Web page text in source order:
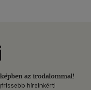
Libri
az irodalommal!
híreinkért!